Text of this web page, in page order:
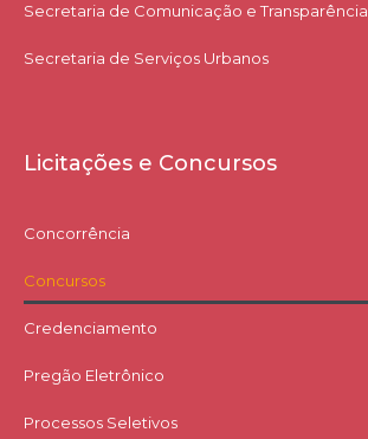
Secretaria de Comunicação e Transparência
Secretaria de Serviços Urbanos
Licitações e Concursos
Concorrência
Concursos
Credenciamento
Pregão Eletrônico
Processos Seletivos